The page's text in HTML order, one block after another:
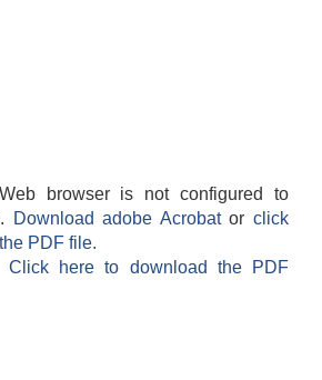
browser is not configured to
Download adobe Acrobatorclick
PDF file.
Click here to download the PDF